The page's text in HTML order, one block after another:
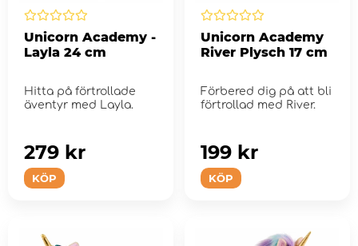
Unicorn Academy -
Layla 24 cm
Hitta på förtrollade
äventyr med Layla.
KÖP
279 kr
Unicorn Academy
River Plysch 17 cm
Förbered dig på att bli
förtrollad med River.
KÖP
199 kr